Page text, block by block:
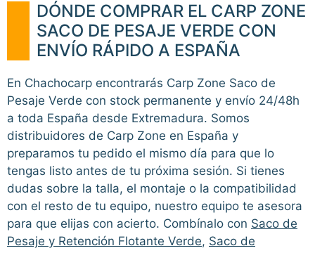
DÓNDE COMPRAR EL CARP ZONE
SACO DE PESAJE VERDE CON
ENVÍO RÁPIDO A ESPAÑA
En Chachocarp encontrarás Carp Zone Saco de
Pesaje Verde con stock permanente y envío 24/48h
a toda España desde Extremadura. Somos
distribuidores de Carp Zone en España y
preparamos tu pedido el mismo día para que lo
tengas listo antes de tu próxima sesión. Si tienes
dudas sobre la talla, el montaje o la compatibilidad
con el resto de tu equipo, nuestro equipo te asesora
para que elijas con acierto. Combínalo con Saco de
Pesaje y Retención Flotante Verde, Saco de